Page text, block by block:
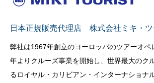
日本正規販売代理店 株式会社ミキ・ツ
弊社は1967年創立のヨーロッパのツアーオペ
年よりクルーズ事業を開始し、世界最大のク
るロイヤル・カリビアン・インターナショナ